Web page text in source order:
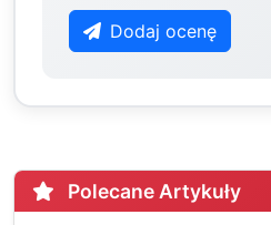
Dodaj ocenę
Polecane Artykuły